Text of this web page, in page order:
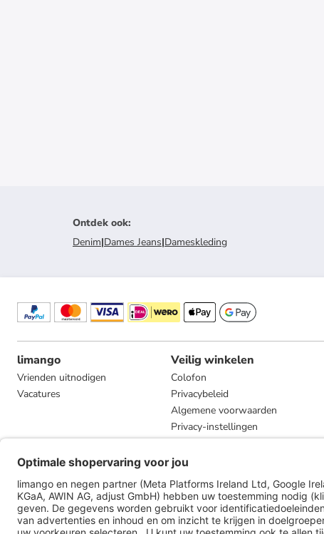
Ontdek ook:
Denim|Dames Jeans|Dameskleding
limango
Vrienden uitnodigen
Vacatures
Veilig winkelen
Colofon
Privacybeleid
Algemene voorwaarden
Privacy-instellingen
Compliance